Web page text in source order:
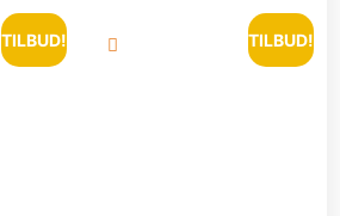
TILBUD! TILBUD!